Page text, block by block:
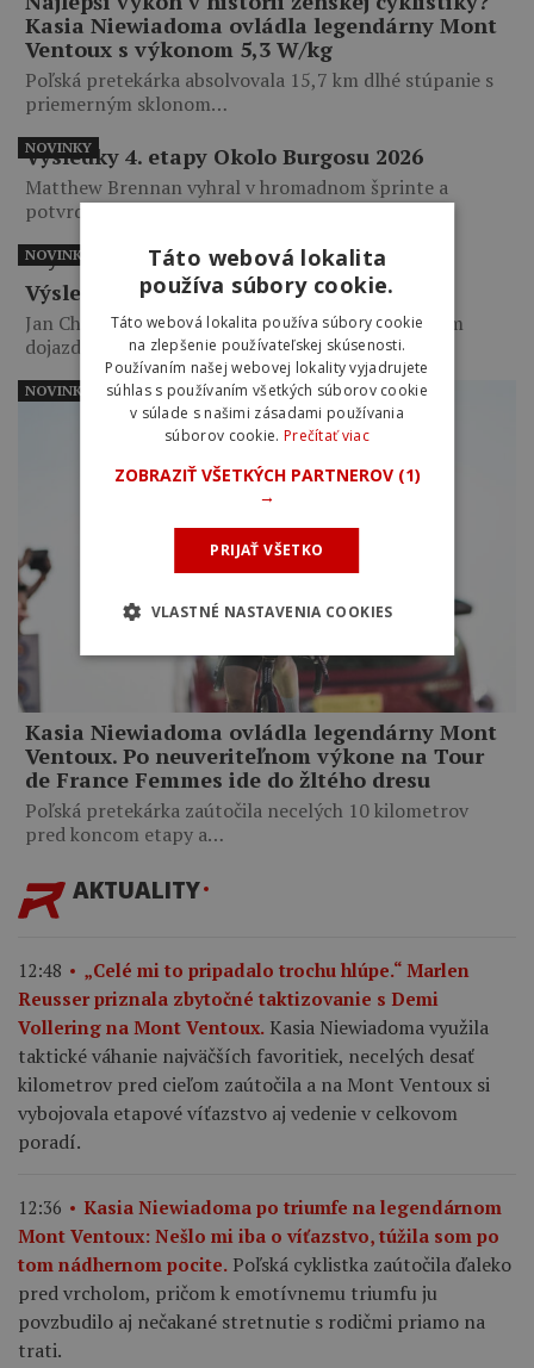
Kasia Niewiadoma ovládla legendárny Mont
Ventoux s výkonom 5,3 W/kg
Poľská pretekárka absolvovala 15,7 km dlhé stúpanie s
priemerným sklonom…
Výsledky 4. etapy Okolo Burgosu 2026
Matthew Brennan vyhral v hromadnom šprinte a
potvrdil rolu najlepšieho…
NOVINKY
Výsledky 5. etapy Okolo Poľska 2026
Jan Christen porazil Marca Brennera v kopcovitom
dojazde. Na treťom…
NOVINKY
Kasia Niewiadoma ovládla legendárny Mont
Ventoux. Po neuveriteľnom výkone na Tour
de France Femmes ide do žltého dresu
Poľská pretekárka zaútočila necelých 10 kilometrov
pred koncom etapy a…
NOVINKY
AKTUALITY
12:48
„Celé mi to pripadalo trochu hlúpe.“ Marlen
Reusser priznala zbytočné taktizovanie s Demi
Vollering na Mont Ventoux. Kasia Niewiadoma využila
taktické váhanie najväčších favoritiek, necelých desať
kilometrov pred cieľom zaútočila a na Mont Ventoux si
vybojovala etapové víťazstvo aj vedenie v celkovom
poradí.
12:36
Kasia Niewiadoma po triumfe na legendárnom
Mont Ventoux: Nešlo mi iba o víťazstvo, túžila som po
tom nádhernom pocite. Poľská cyklistka zaútočila ďaleko
pred vrcholom, pričom k emotívnemu triumfu ju
povzbudilo aj nečakané stretnutie s rodičmi priamo na
trati.
Táto webová lokalita
používa súbory cookie.
Táto webová lokalita používa súbory cookie
na zlepšenie používateľskej skúsenosti.
Používaním našej webovej lokality vyjadrujete
súhlas s používaním všetkých súborov cookie
v súlade s našimi zásadami používania
súborov cookie. Prečítať viac
ZOBRAZIŤ VŠETKÝCH PARTNEROV (1)
→
PRIJAŤ VŠETKO
VLASTNÉ NASTAVENIA COOKIES